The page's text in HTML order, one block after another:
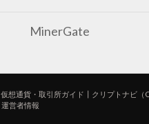
MinerGate
仮想通貨・取引所ガイド┃クリプトナビ（
運営者情報